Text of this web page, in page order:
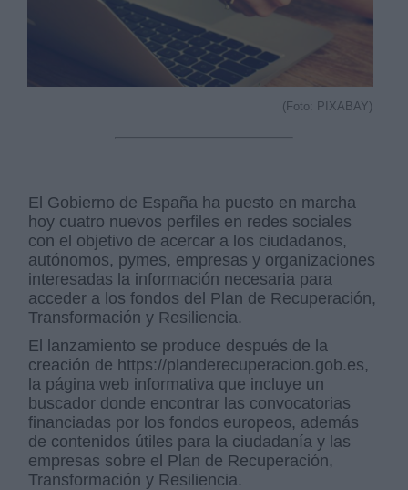
(Foto: PIXABAY)
El Gobierno de España ha puesto en marcha
hoy cuatro nuevos perfiles en redes sociales
con el objetivo de acercar a los ciudadanos,
autónomos, pymes, empresas y organizaciones
interesadas la información necesaria para
acceder a los fondos del Plan de Recuperación,
Transformación y Resiliencia.
El lanzamiento se produce después de la
creación de https://planderecuperacion.gob.es,
la página web informativa que incluye un
buscador donde encontrar las convocatorias
financiadas por los fondos europeos, además
de contenidos útiles para la ciudadanía y las
empresas sobre el Plan de Recuperación,
Transformación y Resiliencia.